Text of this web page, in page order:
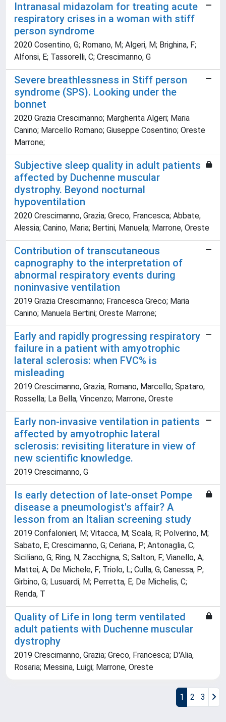
Intranasal midazolam for treating acute
respiratory crises in a woman with stiff
person syndrome
2020 Cosentino, G; Romano, M; Algeri, M; Brighina, F;
Alfonsi, E; Tassorelli, C; Crescimanno, G
Severe breathlessness in Stiff person
syndrome (SPS). Looking under the
bonnet
2020 Grazia Crescimanno; Margherita Algeri; Maria
Canino; Marcello Romano; Giuseppe Cosentino; Oreste
Marrone;
Subjective sleep quality in adult patients
affected by Duchenne muscular
dystrophy. Beyond nocturnal
hypoventilation
2020 Crescimanno, Grazia; Greco, Francesca; Abbate,
Alessia; Canino, Maria; Bertini, Manuela; Marrone, Oreste
Contribution of transcutaneous
capnography to the interpretation of
abnormal respiratory events during
noninvasive ventilation
2019 Grazia Crescimanno; Francesca Greco; Maria
Canino; Manuela Bertini; Oreste Marrone;
Early and rapidly progressing respiratory
failure in a patient with amyotrophic
lateral sclerosis: when FVC% is
misleading
2019 Crescimanno, Grazia; Romano, Marcello; Spataro,
Rossella; La Bella, Vincenzo; Marrone, Oreste
Early non-invasive ventilation in patients
affected by amyotrophic lateral
sclerosis: revisiting literature in view of
new scientific knowledge.
2019 Crescimanno, G
Is early detection of late-onset Pompe
disease a pneumologist's affair? A
lesson from an Italian screening study
2019 Confalonieri, M; Vitacca, M; Scala, R; Polverino, M;
Sabato, E; Crescimanno, G; Ceriana, P; Antonaglia, C;
Siciliano, G; Ring, N; Zacchigna, S; Salton, F; Vianello, A;
Mattei, A; De Michele, F; Triolo, L; Culla, G; Canessa, P;
Girbino, G; Lusuardi, M; Perretta, E; De Michelis, C;
Renda, T
Quality of Life in long term ventilated
adult patients with Duchenne muscular
dystrophy
2019 Crescimanno, Grazia; Greco, Francesca; D'Alia,
Rosaria; Messina, Luigi; Marrone, Oreste
1 2 3